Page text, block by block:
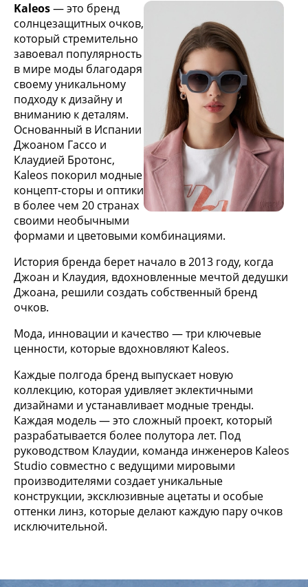
Kaleos— это бренд
солнцезащитных очков,
который стремительно
завоевал популярность
в мире моды благодаря
своему уникальному
подходу к дизайну и
вниманию к деталям.
Основанный в Испании
Джоаном Гассо и
Клаудией Бротонс,
Kaleos покорил модные
концепт-сторы и оптики
в более чем 20 странах
своими необычными
формами и цветовыми комбинациями.
История бренда берет начало в 2013 году, когда
Джоан и Клаудия, вдохновленные мечтой дедушки
Джоана, решили создать собственный бренд
очков.
Мода, инновации и качество — три ключевые
ценности, которые вдохновляют Kaleos.
Каждые полгода бренд выпускает новую
коллекцию, которая удивляет эклектичными
дизайнами и устанавливает модные тренды.
Каждая модель — это сложный проект, который
разрабатывается более полутора лет. Под
руководством Клаудии, команда инженеров Kaleos
Studio совместно с ведущими мировыми
производителями создает уникальные
конструкции, эксклюзивные ацетаты и особые
оттенки линз, которые делают каждую пару очков
исключительной.